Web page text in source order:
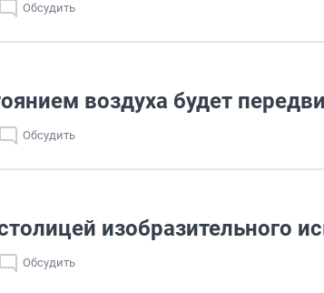
Обсудить
воздуха будет
Обсудить
изобразительного
Обсудить